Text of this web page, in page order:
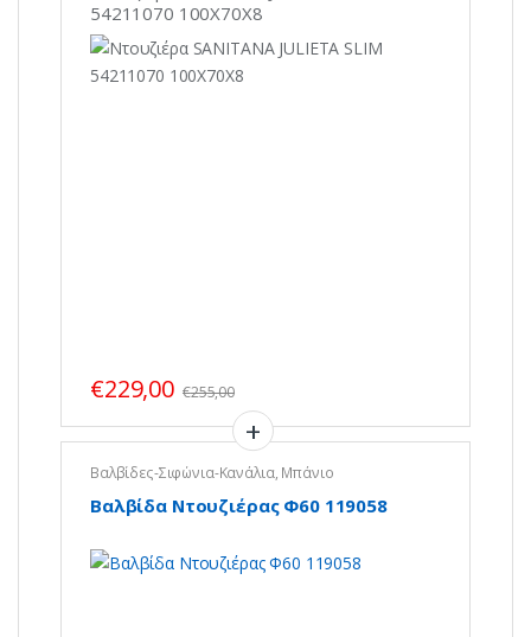
54211070 100X70X8
€229,00 €255,00
Βαλβίδες-Σιφώνια-Κανάλια, Μπάνιο
Βαλβίδα Ντουζιέρας Φ60 119058